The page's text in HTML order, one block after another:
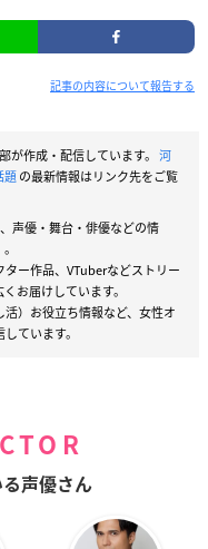
記事の内容について報告する
が作成・配信しています。 河
題の最新情報はリンク先をご覧
声優・舞台・俳優などの情
ー作品、VTuberなどストリー
お届けしています。
）お役立ち情報など、女性オ
ています。
声優さん